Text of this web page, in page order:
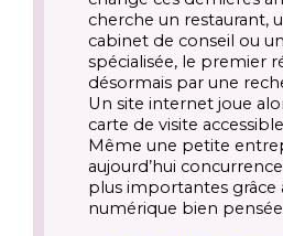
cherche un restaurant,
cabinet de conseil ou
spécialisée, le premier
désormais par une
Un site internet joue
carte de visite
Même une petite
aujourd’hui
plus importantes grâce
numérique bien